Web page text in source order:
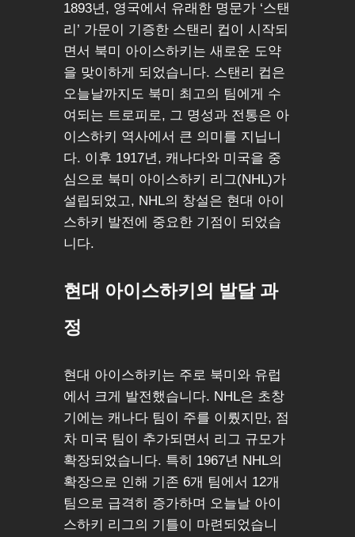
1893년, 영국에서 유래한 명문가 ‘스탠
리’ 가문이 기증한 스탠리 컵이 시작되
면서 북미 아이스하키는 새로운 도약
을 맞이하게 되었습니다. 스탠리 컵은
오늘날까지도 북미 최고의 팀에게 수
여되는 트로피로, 그 명성과 전통은 아
이스하키 역사에서 큰 의미를 지닙니
다. 이후 1917년, 캐나다와 미국을 중
심으로 북미 아이스하키 리그(NHL)가
설립되었고, NHL의 창설은 현대 아이
스하키 발전에 중요한 기점이 되었습
니다.
현대 아이스하키의 발달 과
정
현대 아이스하키는 주로 북미와 유럽
에서 크게 발전했습니다. NHL은 초창
기에는 캐나다 팀이 주를 이뤘지만, 점
차 미국 팀이 추가되면서 리그 규모가
확장되었습니다. 특히 1967년 NHL의
확장으로 인해 기존 6개 팀에서 12개
팀으로 급격히 증가하며 오늘날 아이
스하키 리그의 기틀이 마련되었습니